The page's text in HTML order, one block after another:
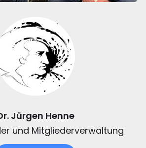
Jürgen Henne
und Mitgliederverwaltung